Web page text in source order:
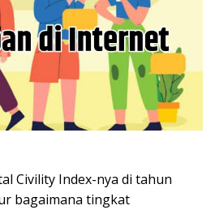
Civility Index-nya di tahun
bagaimana tingkat